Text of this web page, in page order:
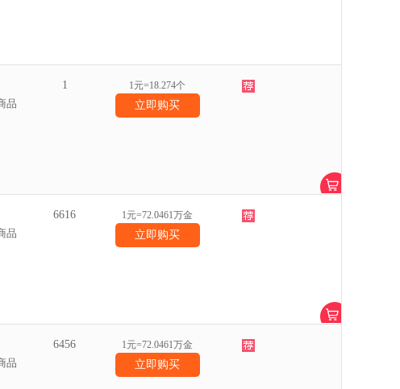
品
1 1元=18.274个
立即购买
品
6616 1元=72.0461万金
立即购买
品
6456 1元=72.0461万金
立即购买